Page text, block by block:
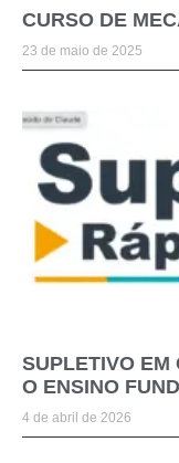
CURSO DE
23 de maio de 2025
SUPLETIVO EM
O ENSINO
4 de abril de 2026